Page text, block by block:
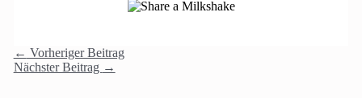
← Vorheriger Beitrag
Nächster Beitrag →